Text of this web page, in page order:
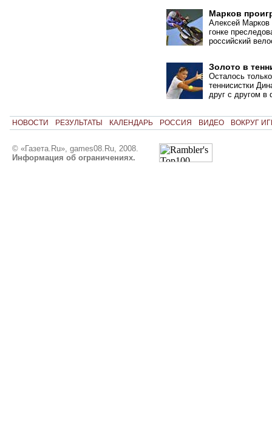
Марков
Алексей Марков
гонке
российский
Золото в
Осталось
теннисистки
друг с другом в
НОВОСТИ РЕЗУЛЬТАТЫ КАЛЕНДАРЬ РОССИЯ ВИДЕО ВОКРУГ
© «Газета.Ru», games08.Ru, 2008.
Информация об ограничениях.